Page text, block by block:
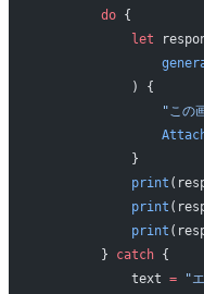
        do
{
            let
            ) {
"この画
            }
            print
            print
            print
        }
catch {
            text
= "エ